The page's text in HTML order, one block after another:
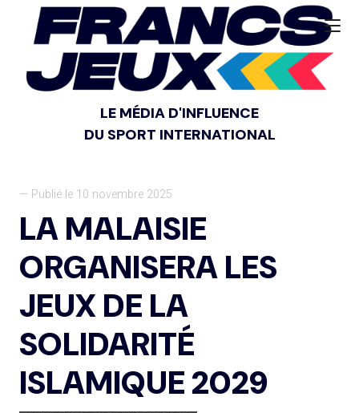
LE MÉDIA D'INFLUENCE
DU SPORT INTERNATIONAL
— Publié le 10 novembre 2025
LA MALAISIE
ORGANISERA LES
JEUX DE LA
SOLIDARITÉ
ISLAMIQUE 2029